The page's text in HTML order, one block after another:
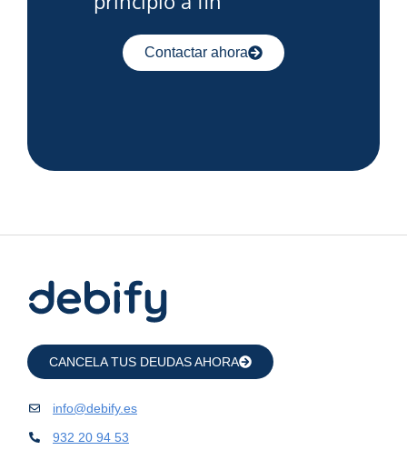
Contactar ahora
CANCELA TUS DEUDAS AHORA
info@debify.es
932 20 94 53